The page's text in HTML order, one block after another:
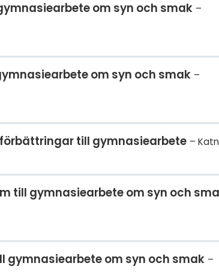
om syn och smak
om syn och smak
förbättringar till gymnasiearbete
till gymnasiearbete om syn och
gymnasiearbete om syn och smak